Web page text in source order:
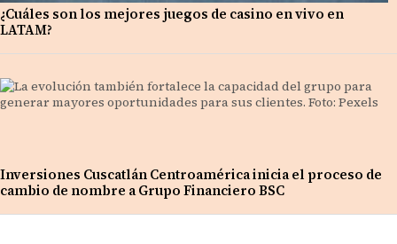
¿Cuáles son los mejores juegos de casino en vivo en
LATAM?
Inversiones Cuscatlán Centroamérica inicia el proceso de
cambio de nombre a Grupo Financiero BSC